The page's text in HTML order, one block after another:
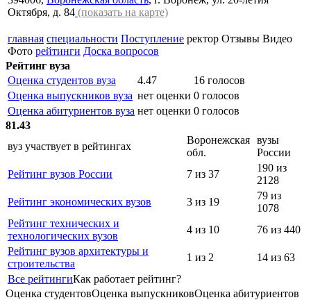
Октября, д. 84 (показать на карте)
главная специальности Поступление ректор Отзывы Видео
Фото рейтинги Доска вопросов
Рейтинг вуза
Оценка студентов вуза
4.47
16 голосов
Оценка выпускников вуза нет оценки 0 голосов
Оценка абитуриентов вуза нет оценки 0 голосов
81.43
вуз участвует в рейтингах
Воронежская
обл.
вузы
России
Рейтинг вузов России
7 из 37
190 из
2128
Рейтинг экономических вузов
3 из 19
79 из
1078
Рейтинг технических и
технологических вузов
4 из 10
76 из 440
Рейтинг вузов архитектуры и
строительства
1 из 2
14 из 63
Все рейтингиКак работает рейтинг?
Оценка студентовОценка выпускниковОценка абитуриентов